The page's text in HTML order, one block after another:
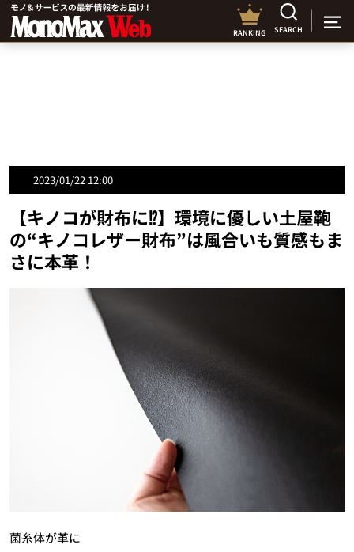
RANKING SEARCH
2023/01/22 12:00
【キノコが財布に⁉】環境に優しい土屋鞄
の“キノコレザー財布”は風合いも質感もま
さに本革！
菌糸体が革に